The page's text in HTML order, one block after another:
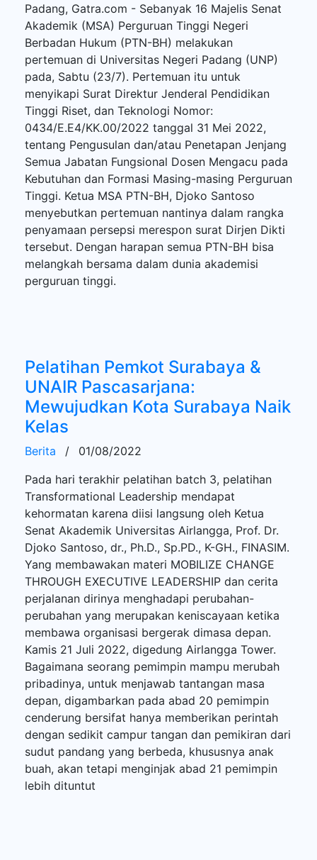
Padang, Gatra.com - Sebanyak 16 Majelis Senat
Akademik (MSA) Perguruan Tinggi Negeri
Berbadan Hukum (PTN-BH) melakukan
pertemuan di Universitas Negeri Padang (UNP)
pada, Sabtu (23/7). Pertemuan itu untuk
menyikapi Surat Direktur Jenderal Pendidikan
Tinggi Riset, dan Teknologi Nomor:
0434/E.E4/KK.00/2022 tanggal 31 Mei 2022,
tentang Pengusulan dan/atau Penetapan Jenjang
Semua Jabatan Fungsional Dosen Mengacu pada
Kebutuhan dan Formasi Masing-masing Perguruan
Tinggi. Ketua MSA PTN-BH, Djoko Santoso
menyebutkan pertemuan nantinya dalam rangka
penyamaan persepsi merespon surat Dirjen Dikti
tersebut. Dengan harapan semua PTN-BH bisa
melangkah bersama dalam dunia akademisi
perguruan tinggi.
Pelatihan Pemkot Surabaya &
UNAIR Pascasarjana:
Mewujudkan Kota Surabaya Naik
Kelas
Berita /
01/08/2022
Pada hari terakhir pelatihan batch 3, pelatihan
Transformational Leadership mendapat
kehormatan karena diisi langsung oleh Ketua
Senat Akademik Universitas Airlangga, Prof. Dr.
Djoko Santoso, dr., Ph.D., Sp.PD., K-GH., FINASIM.
Yang membawakan materi MOBILIZE CHANGE
THROUGH EXECUTIVE LEADERSHIP dan cerita
perjalanan dirinya menghadapi perubahan-
perubahan yang merupakan keniscayaan ketika
membawa organisasi bergerak dimasa depan.
Kamis 21 Juli 2022, digedung Airlangga Tower.
Bagaimana seorang pemimpin mampu merubah
pribadinya, untuk menjawab tantangan masa
depan, digambarkan pada abad 20 pemimpin
cenderung bersifat hanya memberikan perintah
dengan sedikit campur tangan dan pemikiran dari
sudut pandang yang berbeda, khususnya anak
buah, akan tetapi menginjak abad 21 pemimpin
lebih dituntut